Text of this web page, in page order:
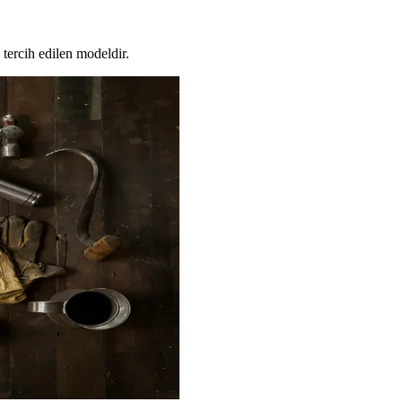
edilen modeldir.